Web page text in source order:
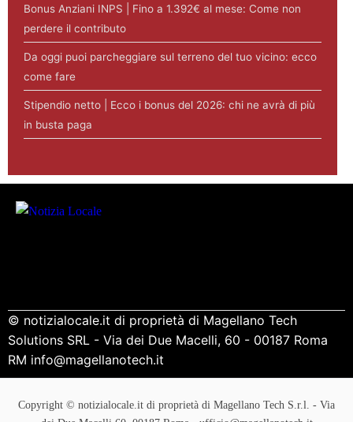
Bonus Anziani INPS | Fino a 1.392€ al mese: Come non
perdere il contributo
Da oggi puoi parcheggiare sul terreno del tuo vicino: ecco
come fare
Stipendio netto | Ecco i bonus del 2026: chi ne avrà di più
in busta paga
© notizialocale.it di proprietà di Magellano Tech
Solutions SRL - Via dei Due Macelli, 60 - 00187 Roma
RM info@magellanotech.it
Copyright © notizialocale.it di proprietà di Magellano Tech S.r.l. - Via